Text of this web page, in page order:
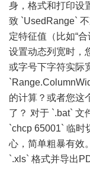
身，格式和打印设
致 `UsedRange`
定特征值（比如“
设置动态列宽时，
或字号下字符实际
的计算？或者您这
了？ 对于 `.bat` 文
`chcp 65001` 临时
心，简单粗暴有效
`.xls` 格式并导出